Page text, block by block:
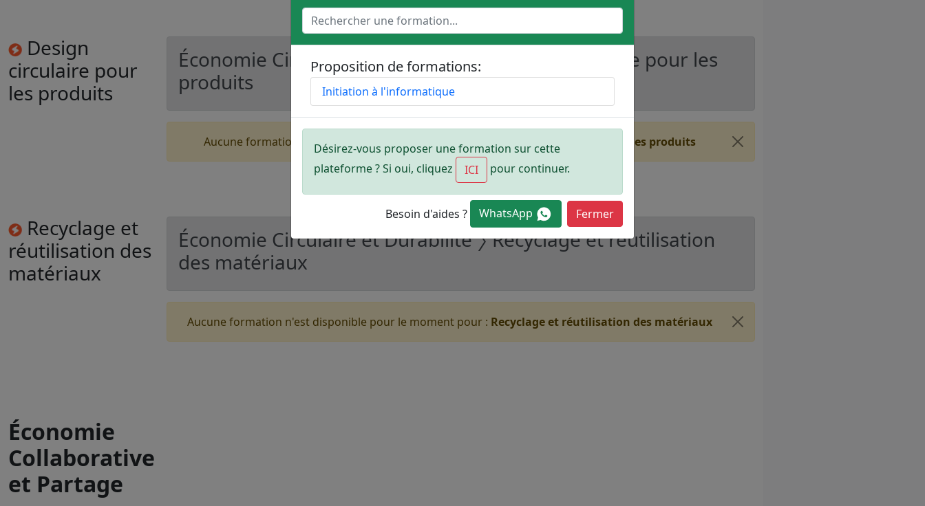
Proposition de formations:
Initiation à l'informatique
Désirez-vous proposer une formation sur cette
plateforme ? Si oui, cliquez
ICI pour continuer.
Besoin d'aides ? WhatsApp Fermer
Design
circulaire pour
les produits
Économie Circulaire et Durabilité 〉 Design circulaire pour les
produits
Aucune formation n'est disponible pour le moment pour : Design circulaire pour les produits
Recyclage et
réutilisation des
matériaux
Économie Circulaire et Durabilité 〉 Recyclage et réutilisation
des matériaux
Aucune formation n'est disponible pour le moment pour : Recyclage et réutilisation des matériaux
Économie
Collaborative
et Partage